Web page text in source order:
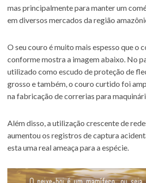
mas principalmente para manter um
em diversos mercados da região
O seu couro é muito mais espesso que o
conforme mostra a imagem abaixo. No
utilizado como escudo de proteção de
grosso e também, o couro curtido foi
na fabricação de correrias para
Além disso, a utilização crescente de
aumentou os registros de captura
esta uma real ameaça para a espécie.